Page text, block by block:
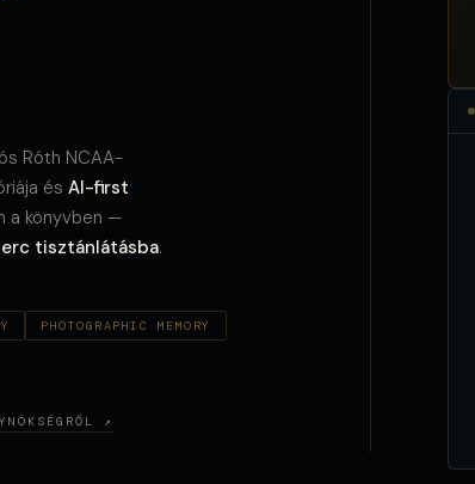
Róth NCAA-
és AI-first
a könyvben —
tisztánlátásba.
PHOTOGRAPHIC MEMORY
↗